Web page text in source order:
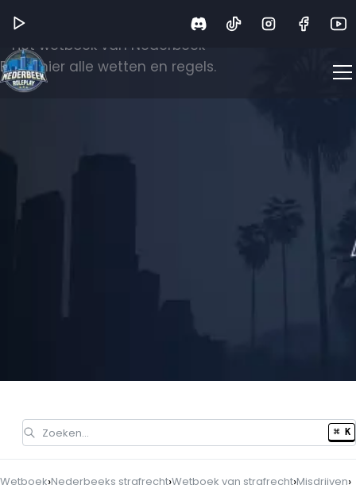
Het wetboek van Nederbeek
Bekijk hier alle wetten en regels.
Zoeken… ⌘ K
Wetboek›Nederbeeks strafrecht›Wetboek van strafrecht›Misdrijven›